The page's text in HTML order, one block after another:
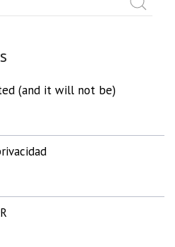
(and it will not be)